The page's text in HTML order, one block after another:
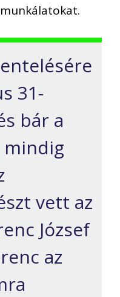
31-
bár a
mindig
vett az
József
az